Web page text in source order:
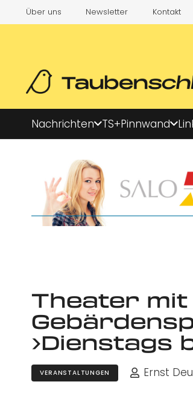
Über uns Newsletter Kontakt
Nachrichten TS+Pinnwand
Theater mit
›Dienstags
VERANSTALTUNGEN Ernst